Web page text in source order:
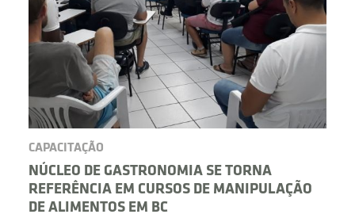
CAPACITAÇÃO
NÚCLEO DE GASTRONOMIA SE TORNA
REFERÊNCIA EM CURSOS DE MANIPULAÇÃO
DE ALIMENTOS EM BC